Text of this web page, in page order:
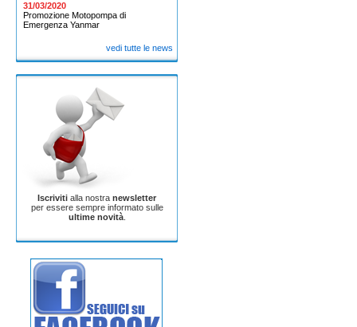
31/03/2020
Promozione Motopompa di
Emergenza Yanmar
vedi tutte le news
Iscriviti alla nostra newsletter
per essere sempre informato sulle
ultime novità.